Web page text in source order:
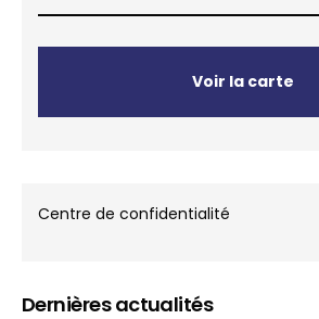
Voir la carte
Centre de confidentialité
Dernières actualités